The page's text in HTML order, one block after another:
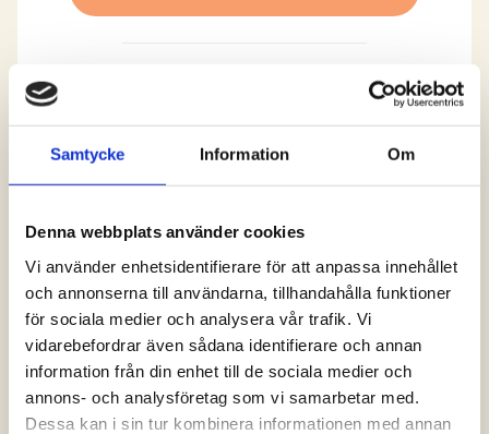
Samtycke Information Om
Denna webbplats använder cookies
Vi använder enhetsidentifierare för att anpassa innehållet
och annonserna till användarna, tillhandahålla funktioner
för sociala medier och analysera vår trafik. Vi
vidarebefordrar även sådana identifierare och annan
information från din enhet till de sociala medier och
annons- och analysföretag som vi samarbetar med.
Dessa kan i sin tur kombinera informationen med annan
Logga in och ta del av allt som vår hemsida
har att erbjuda. Saknar du dina uppgifter?
lösenord” alternativt kontakta oss så hjälper
vi dig!
Logga in